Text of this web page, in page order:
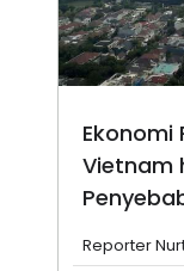
Ekonomi
Vietnam
Reporter